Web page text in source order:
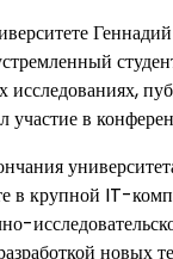
исследованиях,
в
в крупной IT-
новых